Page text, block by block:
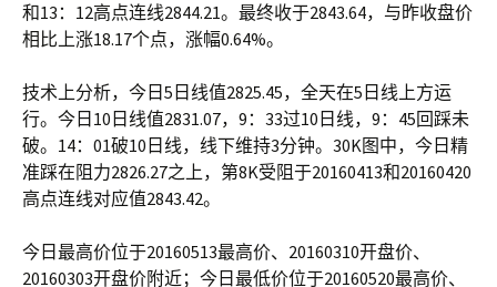
和13：12高点连线2844.21。最终收于2843.64，与昨收盘价
相比上涨18.17个点，涨幅0.64%。
技术上分析，今日5日线值2825.45，全天在5日线上方运
行。今日10日线值2831.07，9：33过10日线，9：45回踩未
破。14：01破10日线，线下维持3分钟。30K图中，今日精
准踩在阻力2826.27之上，第8K受阻于20160413和20160420
高点连线对应值2843.42。
今日最高价位于20160513最高价、20160310开盘价、
20160303开盘价附近；今日最低价位于20160520最高价、